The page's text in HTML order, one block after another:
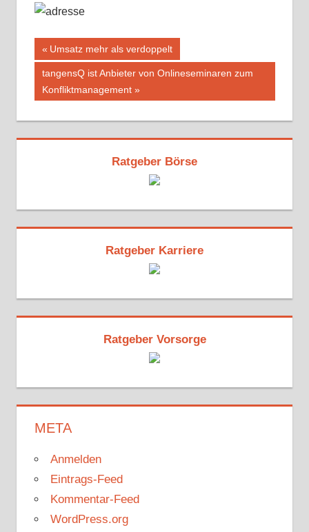
Beitragsnavigation
Vorheriger
Beitrag:
Umsatz mehr als verdoppelt
Nächster
Beitrag:
tangensQ ist Anbieter von Onlineseminaren zum
Konfliktmanagement
Ratgeber Börse
Ratgeber Karriere
Ratgeber Vorsorge
META
Anmelden
Eintrags-Feed
Kommentar-Feed
WordPress.org